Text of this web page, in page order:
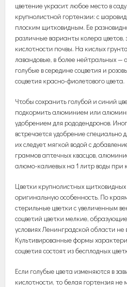
цветение украсит любое место в
крупнолистной гортензии: с
плоским щитковидным. Ее
различные варианты колера цветов,
кислотности почвы. На кислых
лавандовые, в более нейтральных —
голубые в середине соцветия и
соцветия красно-фиолетового цвета.
Чтобы сохранить голубой и синий
подкормить алюминием или
удобрением для рододендронов.
встречается удобрение специально
их следует мягкой водой с
граммов аптечных квасцов,
алюмо-калиевых на 1 литр воды при
Цветки крупнолистных
оригинальную особенность. По
стерильные цветки с увеличенным
соцветий цветки мелкие,
условиях Ленинградской области не
Культивированные формы
соцветия состоят из бесплодных
Если голубые цвета изменяются в
кислотности, то белая гортензия